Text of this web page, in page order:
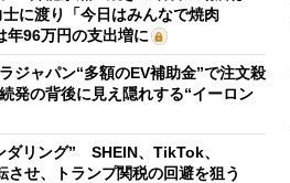
に渡り「今日はみんなで焼肉
96万円の支出増に
ジャパン“多額のEV補助金”で注文殺
発の背後に見え隠れする“イーロン
ダリング” SHEIN、TikTok、
せ、トランプ関税の回避を狙う